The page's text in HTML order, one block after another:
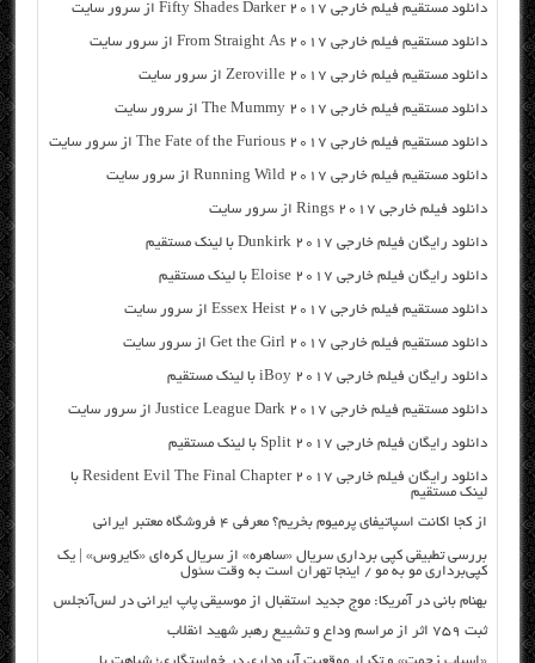
دانلود مستقیم فیلم خارجی Fifty Shades Darker 2017 از سرور سایت
دانلود مستقیم فیلم خارجی From Straight As 2017 از سرور سایت
دانلود مستقیم فیلم خارجی Zeroville 2017 از سرور سایت
دانلود مستقیم فیلم خارجی The Mummy 2017 از سرور سایت
دانلود مستقیم فیلم خارجی The Fate of the Furious 2017 از سرور سایت
دانلود مستقیم فیلم خارجی Running Wild 2017 از سرور سایت
دانلود فیلم خارجی Rings 2017 از سرور سایت
دانلود رایگان فیلم خارجی Dunkirk 2017 با لینک مستقیم
دانلود رایگان فیلم خارجی Eloise 2017 با لینک مستقیم
دانلود مستقیم فیلم خارجی Essex Heist 2017 از سرور سایت
دانلود مستقیم فیلم خارجی Get the Girl 2017 از سرور سایت
دانلود رایگان فیلم خارجی iBoy 2017 با لینک مستقیم
دانلود مستقیم فیلم خارجی Justice League Dark 2017 از سرور سایت
دانلود رایگان فیلم خارجی Split 2017 با لینک مستقیم
دانلود رایگان فیلم خارجی Resident Evil The Final Chapter 2017 با
لینک مستقیم
از کجا اکانت اسپاتیفای پرمیوم بخریم؟ معرفی ۴ فروشگاه معتبر ایرانی
بررسی تطبیقی کپی برداری سریال «ساهره» از سریال کره‌ای «کایروس» | یک
کپی‌برداری مو به مو / اینجا تهران است به وقت سئول
بهنام بانی در آمریکا: موج جدید استقبال از موسیقی پاپ ایرانی در لس‌آنجلس
ثبت ۷۵۹ اثر از مراسم وداع و تشییع رهبر شهید انقلاب